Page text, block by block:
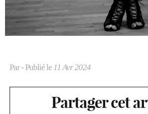
Par- Publié le 11 Avr 2024
Partager cet